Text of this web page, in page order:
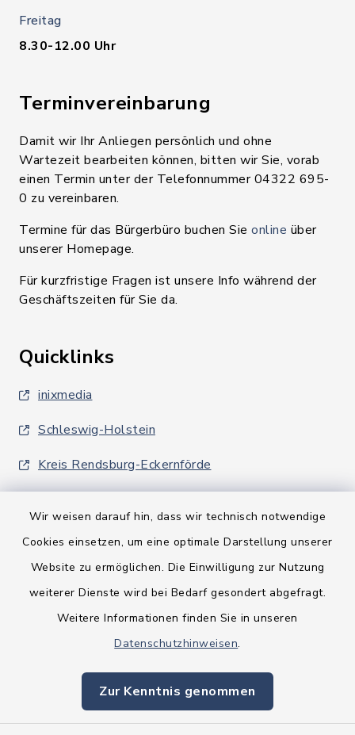
Wir weisen darauf hin, dass wir technisch notwendige
Cookies einsetzen, um eine optimale Darstellung unserer
Website zu ermöglichen. Die Einwilligung zur Nutzung
weiterer Dienste wird bei Bedarf gesondert abgefragt.
Weitere Informationen finden Sie in unseren
Datenschutzhinweisen.
Zur Kenntnis genommen
Freitag
8.30-12.00 Uhr
Terminvereinbarung
Damit wir Ihr Anliegen persönlich und ohne
Wartezeit bearbeiten können, bitten wir Sie, vorab
einen Termin unter der Telefonnummer 04322 695-
0 zu vereinbaren.
Termine für das Bürgerbüro buchen Sie online über
unserer Homepage.
Für kurzfristige Fragen ist unsere Info während der
Geschäftszeiten für Sie da.
Quicklinks
inixmedia
Schleswig-Holstein
Kreis Rendsburg-Eckernförde
Barrierefreiheit
Impressum